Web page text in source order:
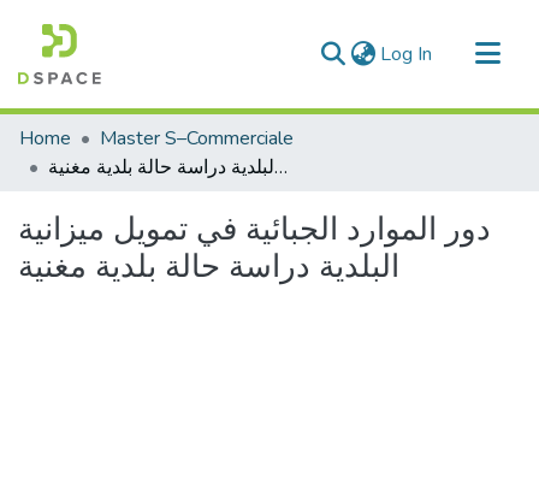
Log In (current)
Communities & Collections
All of DSpace
Home
Master S–Commerciale
دور الموارد الجبائية في تمويل ميزانية البلدية دراسة حالة بلدية مغنية
دور الموارد الجبائية في تمويل ميزانية
البلدية دراسة حالة بلدية مغنية